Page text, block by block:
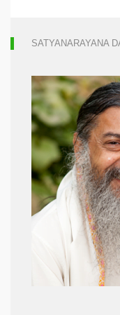
SATYANARAYANA